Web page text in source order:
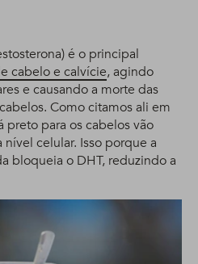
é o principal
cabelo e calvície, agindo
e causando a morte das
Como citamos ali em
para os cabelos vão
celular. Isso porque a
bloqueia o DHT, reduzindo a